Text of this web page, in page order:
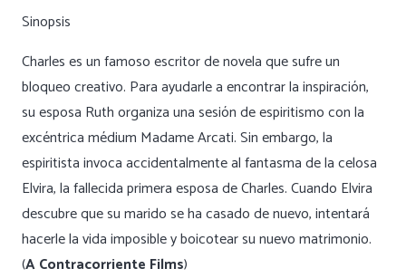
Sinopsis
Charles es un famoso escritor de novela que sufre un
bloqueo creativo. Para ayudarle a encontrar la inspiración,
su esposa Ruth organiza una sesión de espiritismo con la
excéntrica médium Madame Arcati. Sin embargo, la
espiritista invoca accidentalmente al fantasma de la celosa
Elvira, la fallecida primera esposa de Charles. Cuando Elvira
descubre que su marido se ha casado de nuevo, intentará
hacerle la vida imposible y boicotear su nuevo matrimonio.
(A Contracorriente Films)